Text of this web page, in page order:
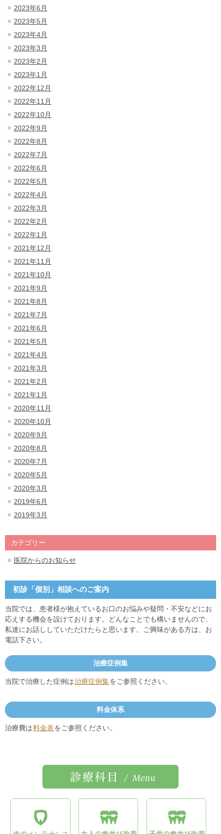
2023年6月
2023年5月
2023年4月
2023年3月
2023年2月
2023年1月
2022年12月
2022年11月
2022年10月
2022年9月
2022年8月
2022年7月
2022年6月
2022年5月
2022年4月
2022年3月
2022年2月
2022年1月
2021年12月
2021年11月
2021年10月
2021年9月
2021年8月
2021年7月
2021年6月
2021年5月
2021年4月
2021年3月
2021年2月
2021年1月
2020年11月
2020年10月
2020年9月
2020年8月
2020年7月
2020年5月
2020年3月
2019年6月
2019年3月
カテゴリー
医院からのお知らせ
初診「個別」相談へのご案内
当院では、患者様が抱えているお口のお悩みや疑問・不安などにお
応えする機会を設けております。どんなことでも構いませんので、
私達にお話ししていただけたらと思います。ご興味がある方は、お
電話下さい。
治療症例集
当院で治療した症例は治療症例集をご参照ください。
料金体系
治療費は料金表をご参照ください。